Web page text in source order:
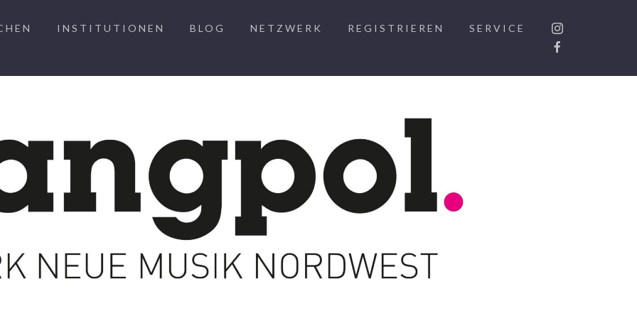
INSTITUTIONEN BLOG NETZWERK REGISTRIEREN SERVICE